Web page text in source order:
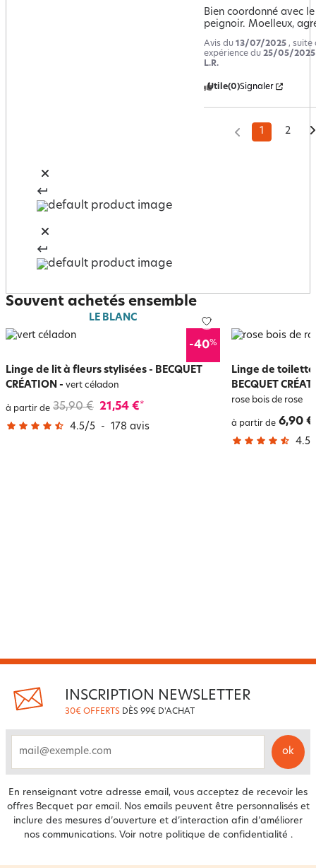
Bien coordonné avec le
peignoir. Moelleux,
Avis du 13/07/2025 , suite
expérience du 25/05/2025
L.R.
Utile(0)Signaler
1 2
Souvent achetés ensemble
LE BLANC
-40%
Linge de lit à fleurs stylisées - BECQUET
CRÉATION - vert céladon
à partir de 35,90 € 21,54 €*
4.5/5 - 178 avis
Linge de
BECQUET
rose bois de rose
à partir de 6,90 €
4.5
INSCRIPTION NEWSLETTER
30€ OFFERTS DÈS 99€ D'ACHAT
ok
En renseignant votre adresse email, vous acceptez de recevoir les
offres Becquet par email. Nos emails peuvent être personnalisés et
inclure des mesures d’ouverture et d’interaction afin d’améliorer
nos communications. Voir notre politique de confidentialité .